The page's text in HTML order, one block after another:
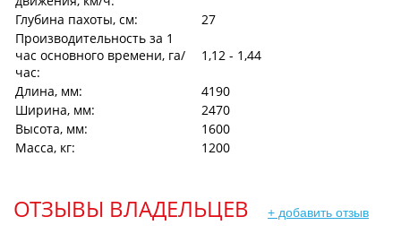
Глубина пахоты, см:
27
Производительность за 1
час основного времени, га/
час:
1,12 - 1,44
Длина, мм:
4190
Ширина, мм:
2470
Высота, мм:
1600
Масса, кг:
1200
ОТЗЫВЫ ВЛАДЕЛЬЦЕВ + добавить отзыв